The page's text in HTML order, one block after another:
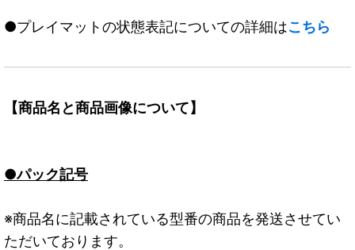
●プレイマットの状態表記についての詳細はこちら
【商品名と商品画像について】
●パック記号
※商品名に記載されている型番の商品を発送させてい
ただいております。